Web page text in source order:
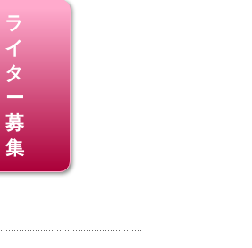
ラ
イ
タ
ー
募
集